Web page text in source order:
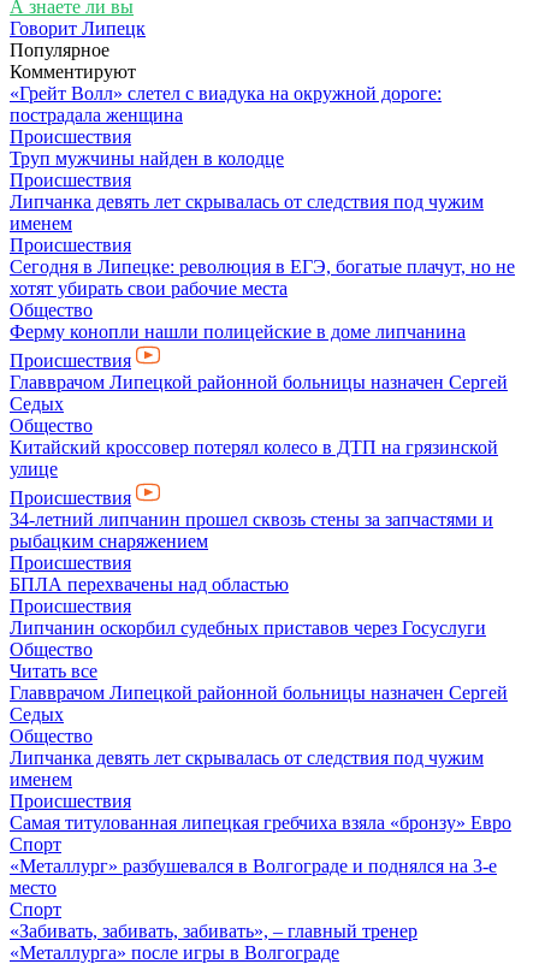
А знаете ли вы
Говорит Липецк
Популярное
Комментируют
«Грейт Волл» слетел с виадука на окружной дороге:
пострадала женщина
Происшествия
Труп мужчины найден в колодце
Происшествия
Липчанка девять лет скрывалась от следствия под чужим
именем
Происшествия
Сегодня в Липецке: революция в ЕГЭ, богатые плачут, но не
хотят убирать свои рабочие места
Общество
Ферму конопли нашли полицейские в доме липчанина
Происшествия
Главврачом Липецкой районной больницы назначен Сергей
Седых
Общество
Китайский кроссовер потерял колесо в ДТП на грязинской
улице
Происшествия
34-летний липчанин прошел сквозь стены за запчастями и
рыбацким снаряжением
Происшествия
БПЛА перехвачены над областью
Происшествия
Липчанин оскорбил судебных приставов через Госуслуги
Общество
Читать все
Главврачом Липецкой районной больницы назначен Сергей
Седых
Общество
Липчанка девять лет скрывалась от следствия под чужим
именем
Происшествия
Самая титулованная липецкая гребчиха взяла «бронзу» Евро
Спорт
«Металлург» разбушевался в Волгограде и поднялся на 3-е
место
Спорт
«Забивать, забивать, забивать», – главный тренер
«Металлурга» после игры в Волгограде